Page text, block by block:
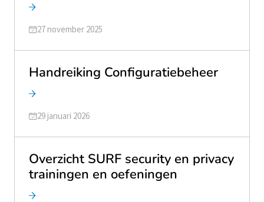
Geüpdatet op
27 november 2025
Handreiking Configuratiebeheer
Geüpdatet op
29 januari 2026
Overzicht SURF security en privacy
trainingen en oefeningen